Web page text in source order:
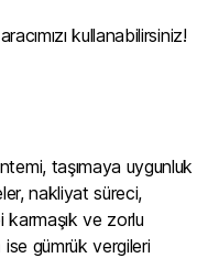
kullanabilirsiniz!
taşımaya uygunluk
nakliyat süreci,
karmaşık ve zorlu
ise gümrük vergileri